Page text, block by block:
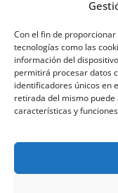
Con el fin de
tecnologías como las
información del
permitirá procesar datos
identificadores únicos en
retirada del mismo
características y
MANTÉNGASE
Reciba nuestros
buzón.
Aceptola política